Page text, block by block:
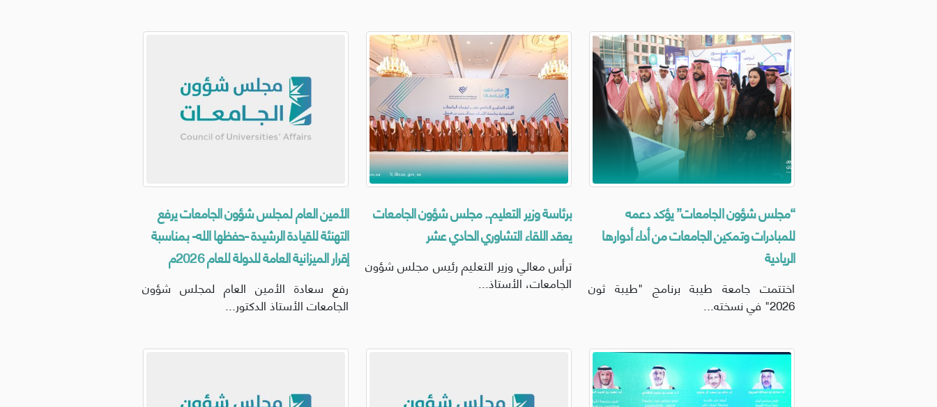
“مجلس شؤون الجامعات” يؤكد دعمه
للمبادرات وتمكين الجامعات من أداء أدوارها
الريادية
اختتمت جامعة طيبة برنامج "طيبة ثون
2026" في نسخته...
برئاسة وزير التعليم.. مجلس شؤون الجامعات
يعقد اللقاء التشاوري الحادي عشر
ترأس معالي وزير التعليم رئيس مجلس شؤون
الجامعات، الأستاذ...
الأمين العام لمجلس شؤون الجامعات يرفع
التهنئة للقيادة الرشيدة -حفظها الله- بمناسبة
إقرار الميزانية العامة للدولة للعام 2026م
رفع سعادة الأمين العام لمجلس شؤون
الجامعات الأستاذ الدكتور...